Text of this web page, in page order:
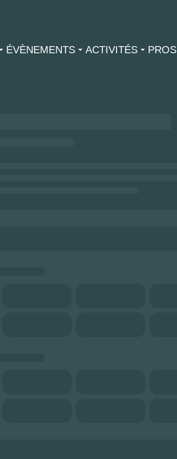
ÉVÈNEMENTS ACTIVITÉS PROS